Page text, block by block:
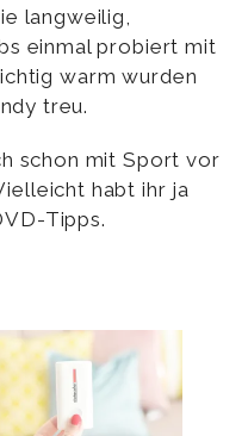
langweilig,
einmal probiert mit
warm wurden
treu.
schon mit Sport vor
habt ihr ja
Tipps.